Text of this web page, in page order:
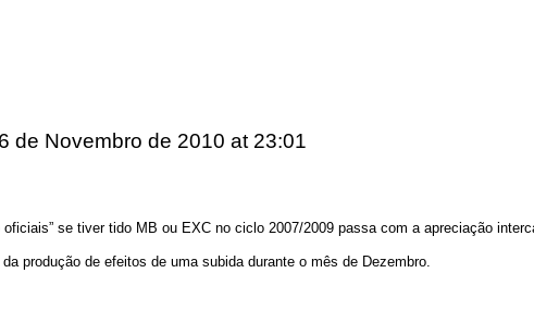
de Novembro de 2010 at 23:01
oficiais” se tiver tido MB ou EXC no ciclo 2007/2009 passa com a apreciação
produção de efeitos de uma subida durante o mês de Dezembro.